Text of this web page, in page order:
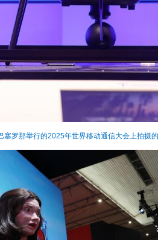
塞罗那举行的2025年世界移动通信大会上拍摄